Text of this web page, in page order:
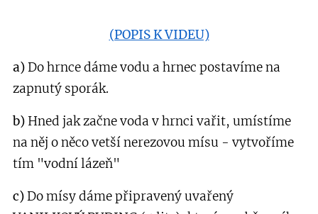
(POPIS K VIDEU)
a)Do hrnce dáme vodu a hrnec postavíme na
zapnutý sporák.
b) Hned jak začne voda v hrnci vařit, umístíme
na něj o něco vetší nerezovou mísu - vytvoříme
tím "vodní lázeň"
c)Do mísy dáme připravený uvařený